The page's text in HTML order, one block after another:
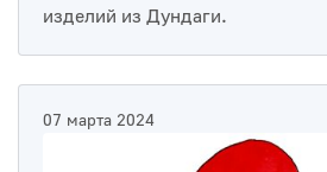
изделий из Дундаги.
07 марта 2024